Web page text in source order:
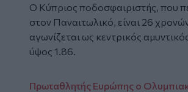
Ο Κύπριος ποδοσφαιριστής, που
στον Παναιτωλικό, είναι 26
αγωνίζεται ως κεντρικός
ύψος 1.86.
Πρωταθλητής Ευρώπης ο